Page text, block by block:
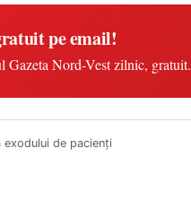
pe email!
Gazeta Nord-Vest zilnic, gratuit.
exodului de pacienţi